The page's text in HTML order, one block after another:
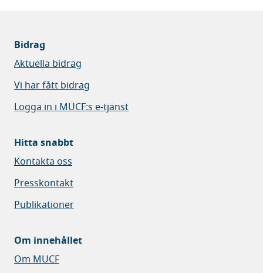
Bidrag
Aktuella bidrag
Vi har fått bidrag
Logga in i MUCF:s e-tjänst
Hitta snabbt
Kontakta oss
Presskontakt
Publikationer
Om innehållet
Om MUCF